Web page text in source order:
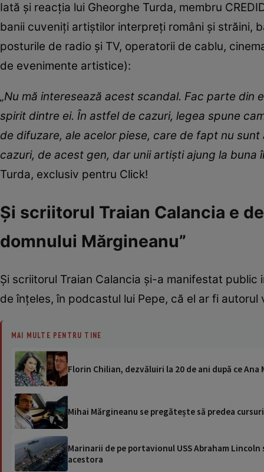
Iată și reacția lui Gheorghe Turda, membru
banii cuveniţi artiştilor interpreţi români şi străini,
posturile de radio şi TV, operatorii de cablu,
de evenimente artistice):
„Nu mă interesează acest scandal. Fac parte din
spirit dintre ei. În astfel de cazuri, legea spune
de difuzare, ale acelor piese, care de fapt nu
cazuri, de acest gen, dar unii artiști ajung la buna
Turda, exclusiv pentru Click!
Și scriitorul Traian Calancia e
domnului Mărgineanu”
Și scriitorul Traian Calancia și-a manifestat
de înțeles, în podcastul lui Pepe, că el ar fi autorul
MAI MULTE PENTRU TINE
Florin Chilian, dezvăluiri la 20 de ani după ce
Mihai Mărgineanu se pregătește să predea
Marinarii de pe portavionul USS Abraham
acestora